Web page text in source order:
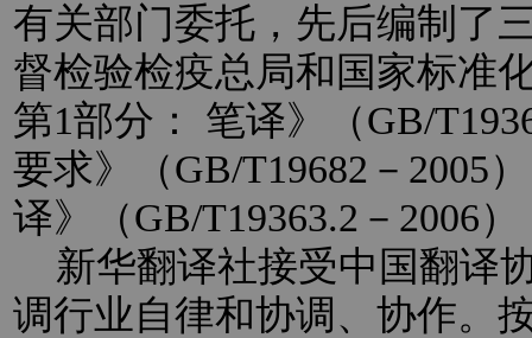
有关部门委托，先后编制了
督检验检疫总局和国家标准
第1部分： 笔译》（GB/
要求》（GB/T19682－2005
译》（GB/T19363.2－2006
新华翻译社接受中国翻译
调行业自律和协调、协作。